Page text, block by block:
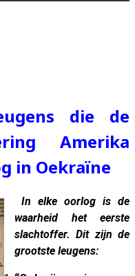
die de
Amerika
in Oekraïne
In elke oorlog is de
waarheid het eerste
slachtoffer. Dit zijn de
grootste leugens: